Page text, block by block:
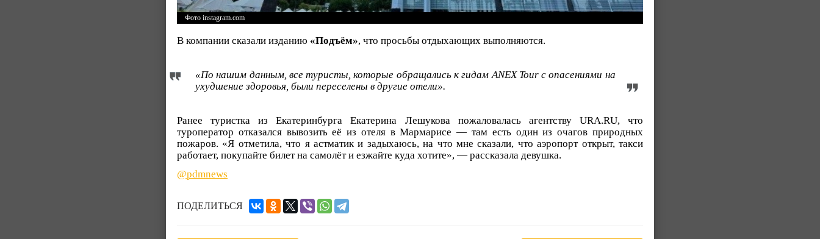
Фото instagram.com
В компании сказали изданию «Подъём», что просьбы отдыхающих выполняются.
«По нашим данным, все туристы, которые обращались к гидам ANEX Tour с опасениями на
ухудшение здоровья, были переселены в другие отели».
Ранее туристка из Екатеринбурга Екатерина Лешукова пожаловалась агентству URA.RU, что
туроператор отказался вывозить её из отеля в Мармарисе — там есть один из очагов природных
пожаров. «Я отметила, что я астматик и задыхаюсь, на что мне сказали, что аэропорт открыт, такси
работает, покупайте билет на самолёт и езжайте куда хотите», — рассказала девушка.
@pdmnews
ПОДЕЛИТЬСЯ